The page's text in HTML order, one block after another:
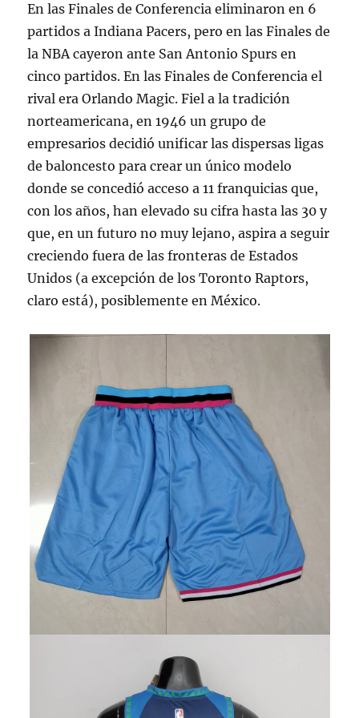
En las Finales de Conferencia eliminaron en 6
partidos a Indiana Pacers, pero en las Finales de
la NBA cayeron ante San Antonio Spurs en
cinco partidos. En las Finales de Conferencia el
rival era Orlando Magic. Fiel a la tradición
norteamericana, en 1946 un grupo de
empresarios decidió unificar las dispersas ligas
de baloncesto para crear un único modelo
donde se concedió acceso a 11 franquicias que,
con los años, han elevado su cifra hasta las 30 y
que, en un futuro no muy lejano, aspira a seguir
creciendo fuera de las fronteras de Estados
Unidos (a excepción de los Toronto Raptors,
claro está), posiblemente en México.